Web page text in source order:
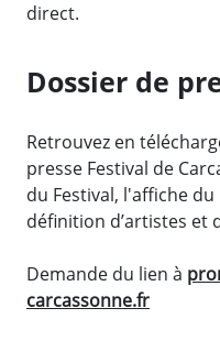
direct.
Dossier de
Retrouvez en
presse Festival de
du Festival, l'affiche
définition d’artistes et
Demande du lien à
carcassonne.fr